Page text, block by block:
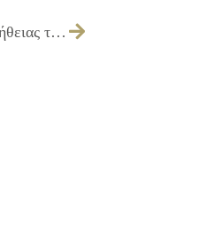
354/2011 – Απόφαση για την εκτέλεση για την εκτέλεση τηςΠρομήθειας τροφίμων για τα Χριστούγεννα για τις άπορεςοικογένειες (διατακτικές)